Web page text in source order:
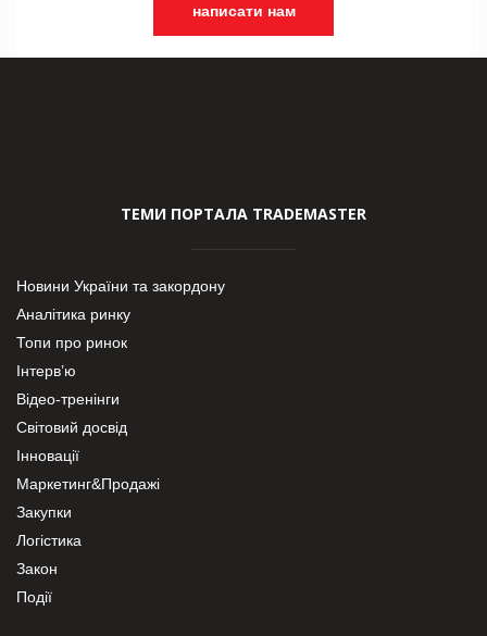
написати нам
ТЕМИ ПОРТАЛА TRADEMASTER
Новини України та закордону
Аналітика ринку
Топи про ринок
Інтерв’ю
Відео-тренінги
Світовий досвід
Інновації
Маркетинг&Продажі
Закупки
Логістика
Закон
Події